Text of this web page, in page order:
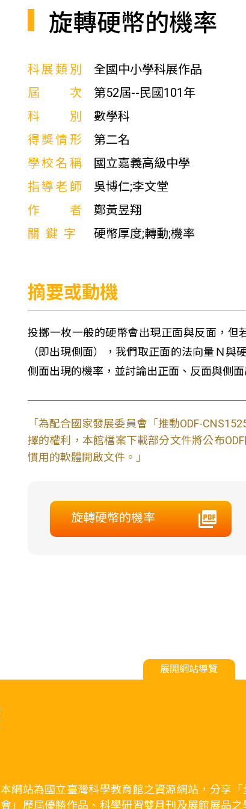
旋轉硬幣的機率
科展類別
全國中小學科展作品
屆次
第52屆--民國101年
科別
數學科
得獎情形
第二名
學校名稱
國立嘉義高級中學
指導老師
吳博仁;李文堂
作者
鄭黃昱翔
關鍵字
硬幣厚度;轉動;機率
摘要或動機
投擲一枚一般的硬幣會出現正面與反面，但
（即出現側面），我們取正面的法向量Ｎ
側面出現的機率，並討論出正面、反面與側
「為配合國家發展委員會「推動ODF-
擇的權利，本館檔案下載部分文件將公布
慣用的軟體開啟文件。」
旋轉硬幣的機率
展開網站導覽
本網站為國立臺灣科學教育館之資源網站，分享
會」歷屆優勝作品、科學研習雙月刊及展館展品之